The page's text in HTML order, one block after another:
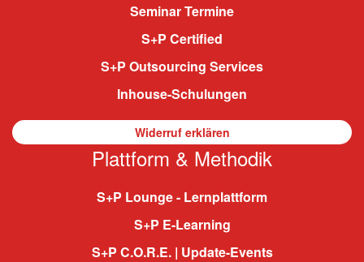
Seminar Termine
S+P Certified
S+P Outsourcing Services
Inhouse-Schulungen
Widerruf erklären
Plattform & Methodik
S+P Lounge - Lernplattform
S+P E-Learning
S+P C.O.R.E. | Update-Events